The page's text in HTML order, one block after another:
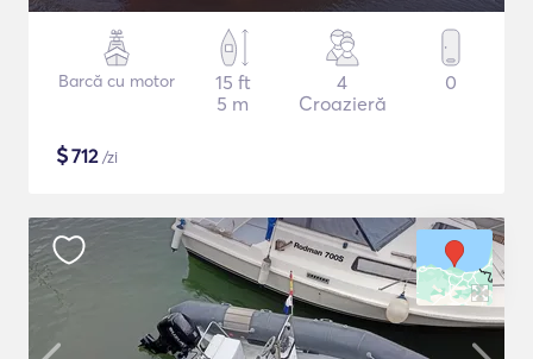
Barcă cu motor
15 ft
5 m
4
Croazieră
0
$712/zi